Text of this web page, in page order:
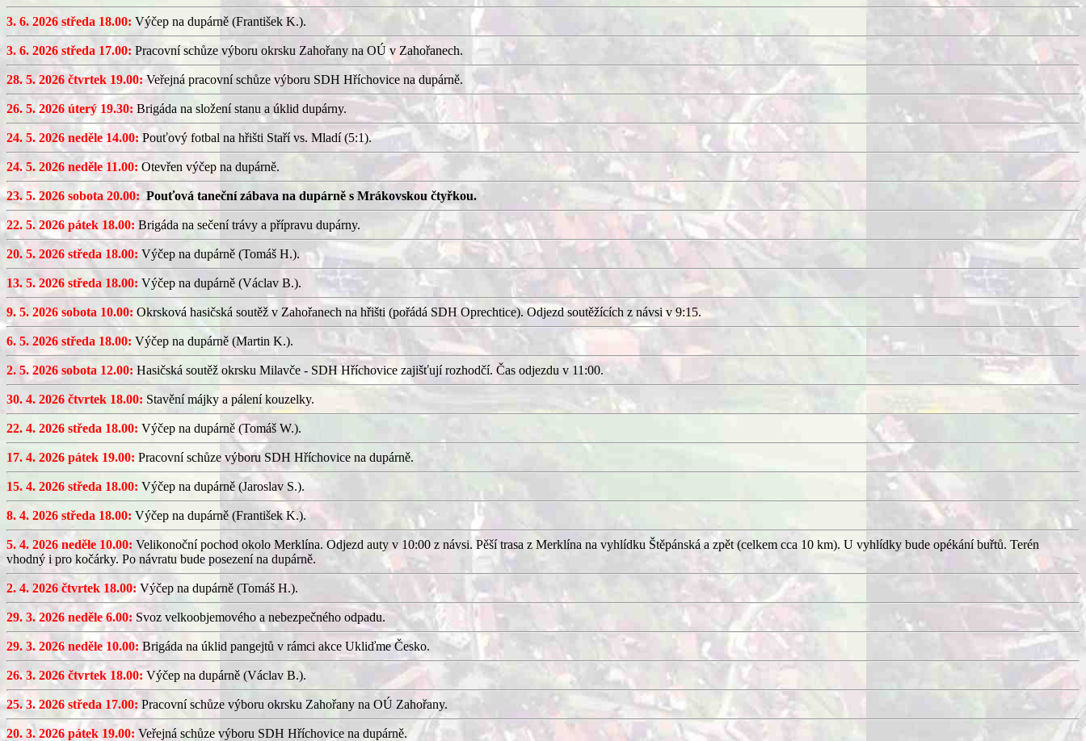
3. 6. 2026 středa 18.00: Výčep na dupárně (František K.).
3. 6. 2026 středa 17.00: Pracovní schůze výboru okrsku Zahořany na OÚ v Zahořanech.
28. 5. 2026 čtvrtek 19.00:Veřejná pracovní schůze výboru SDH Hříchovice na dupárně.
26. 5. 2026 úterý 19.30: Brigáda na složení stanu a úklid dupárny.
24. 5. 2026 neděle 14.00:Pouťový fotbal na hřišti Staří vs. Mladí (5:1).
24. 5. 2026 neděle 11.00: Otevřen výčep na dupárně.
23. 5. 2026 sobota 20.00: Pouťová taneční zábava na dupárně s Mrákovskou čtyřkou.
22. 5. 2026 pátek 18.00: Brigáda na sečení trávy a přípravu dupárny.
20. 5. 2026 středa 18.00: Výčep na dupárně (Tomáš H.).
13. 5. 2026 středa 18.00: Výčep na dupárně (Václav B.).
9. 5. 2026 sobota 10.00: Okrsková hasičská soutěž v Zahořanech na hřišti (pořádá SDH Oprechtice). Odjezd soutěžících z návsi v 9:15.
6. 5. 2026 středa 18.00: Výčep na dupárně (Martin K.).
2. 5. 2026 sobota 12.00: Hasičská soutěž okrsku Milavče - SDH Hříchovice zajišťují rozhodčí. Čas odjezdu v 11:00.
30. 4. 2026 čtvrtek 18.00: Stavění májky a pálení kouzelky.
22. 4. 2026 středa 18.00: Výčep na dupárně (Tomáš W.).
17. 4. 2026 pátek 19.00: Pracovní schůze výboru SDH Hříchovice na dupárně.
15. 4. 2026 středa 18.00: Výčep na dupárně (Jaroslav S.).
8. 4. 2026 středa 18.00: Výčep na dupárně (František K.).
5. 4. 2026 neděle 10.00: Velikonoční pochod okolo Merklína. Odjezd auty v 10:00 z návsi. Pěší trasa z Merklína na vyhlídku Štěpánská a zpět (celkem cca 10 km). U vyhlídky bude opékání buřtů. Terén
vhodný i pro kočárky. Po návratu bude posezení na dupárně.
2. 4. 2026 čtvrtek 18.00: Výčep na dupárně (Tomáš H.).
29. 3. 2026 neděle 6.00: Svoz velkoobjemového a nebezpečného odpadu.
29. 3. 2026 neděle 10.00: Brigáda na úklid pangejtů v rámci akce Ukliďme Česko.
26. 3. 2026 čtvrtek 18.00: Výčep na dupárně (Václav B.).
25. 3. 2026 středa 17.00: Pracovní schůze výboru okrsku Zahořany na OÚ Zahořany.
20. 3. 2026 pátek 19.00: Veřejná schůze výboru SDH Hříchovice na dupárně.